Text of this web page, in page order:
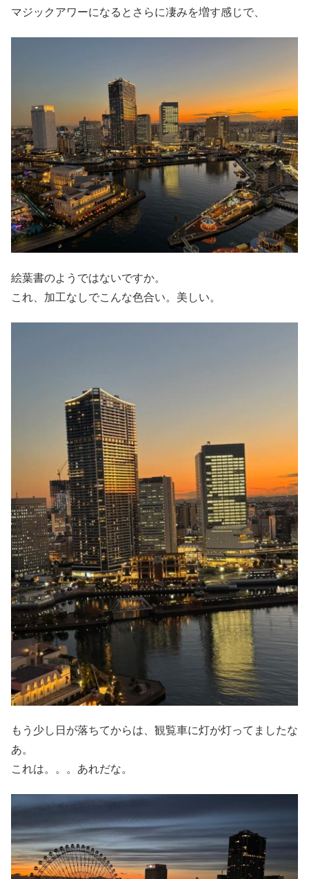
マジックアワーになるとさらに凄みを増す感じで、
絵葉書のようではないですか。
これ、加工なしでこんな色合い。美しい。
もう少し日が落ちてからは、観覧車に灯が灯ってましたな
あ。
これは。。。あれだな。